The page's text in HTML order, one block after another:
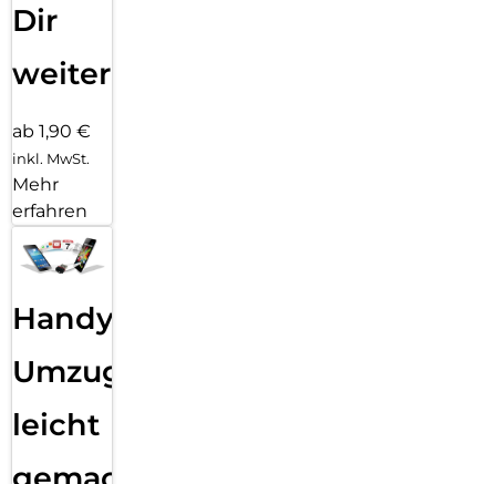
Dir
weiter
ab 1,90 €
inkl. MwSt.
Mehr
erfahren
Handy
Umzug
leicht